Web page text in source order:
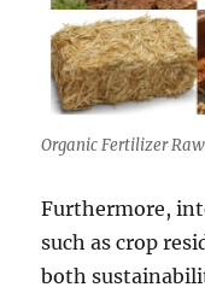
Organic Fertilizer
Furthermore,
such as crop
both